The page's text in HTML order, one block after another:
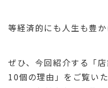
等経済的にも人生も豊
ぜひ、今回紹介する「
10個の理由」をご覧い